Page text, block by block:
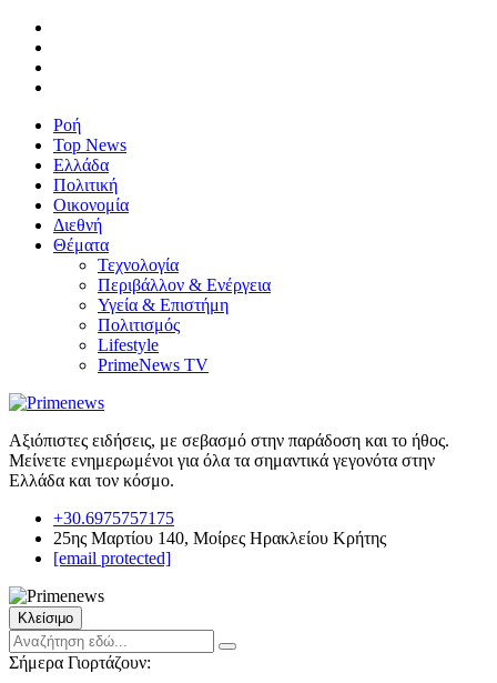
Ροή
Top News
Ελλάδα
Πολιτική
Οικονομία
Διεθνή
Θέματα
Τεχνολογία
Περιβάλλον & Ενέργεια
Υγεία & Επιστήμη
Πολιτισμός
Lifestyle
PrimeNews TV
Αξιόπιστες ειδήσεις, με σεβασμό στην παράδοση και το ήθος.
Μείνετε ενημερωμένοι για όλα τα σημαντικά γεγονότα στην
Ελλάδα και τον κόσμο.
+30.6975757175
25ης Μαρτίου 140, Μοίρες Ηρακλείου Κρήτης
[email protected]
Κλείσιμο
Σήμερα Γιορτάζουν: